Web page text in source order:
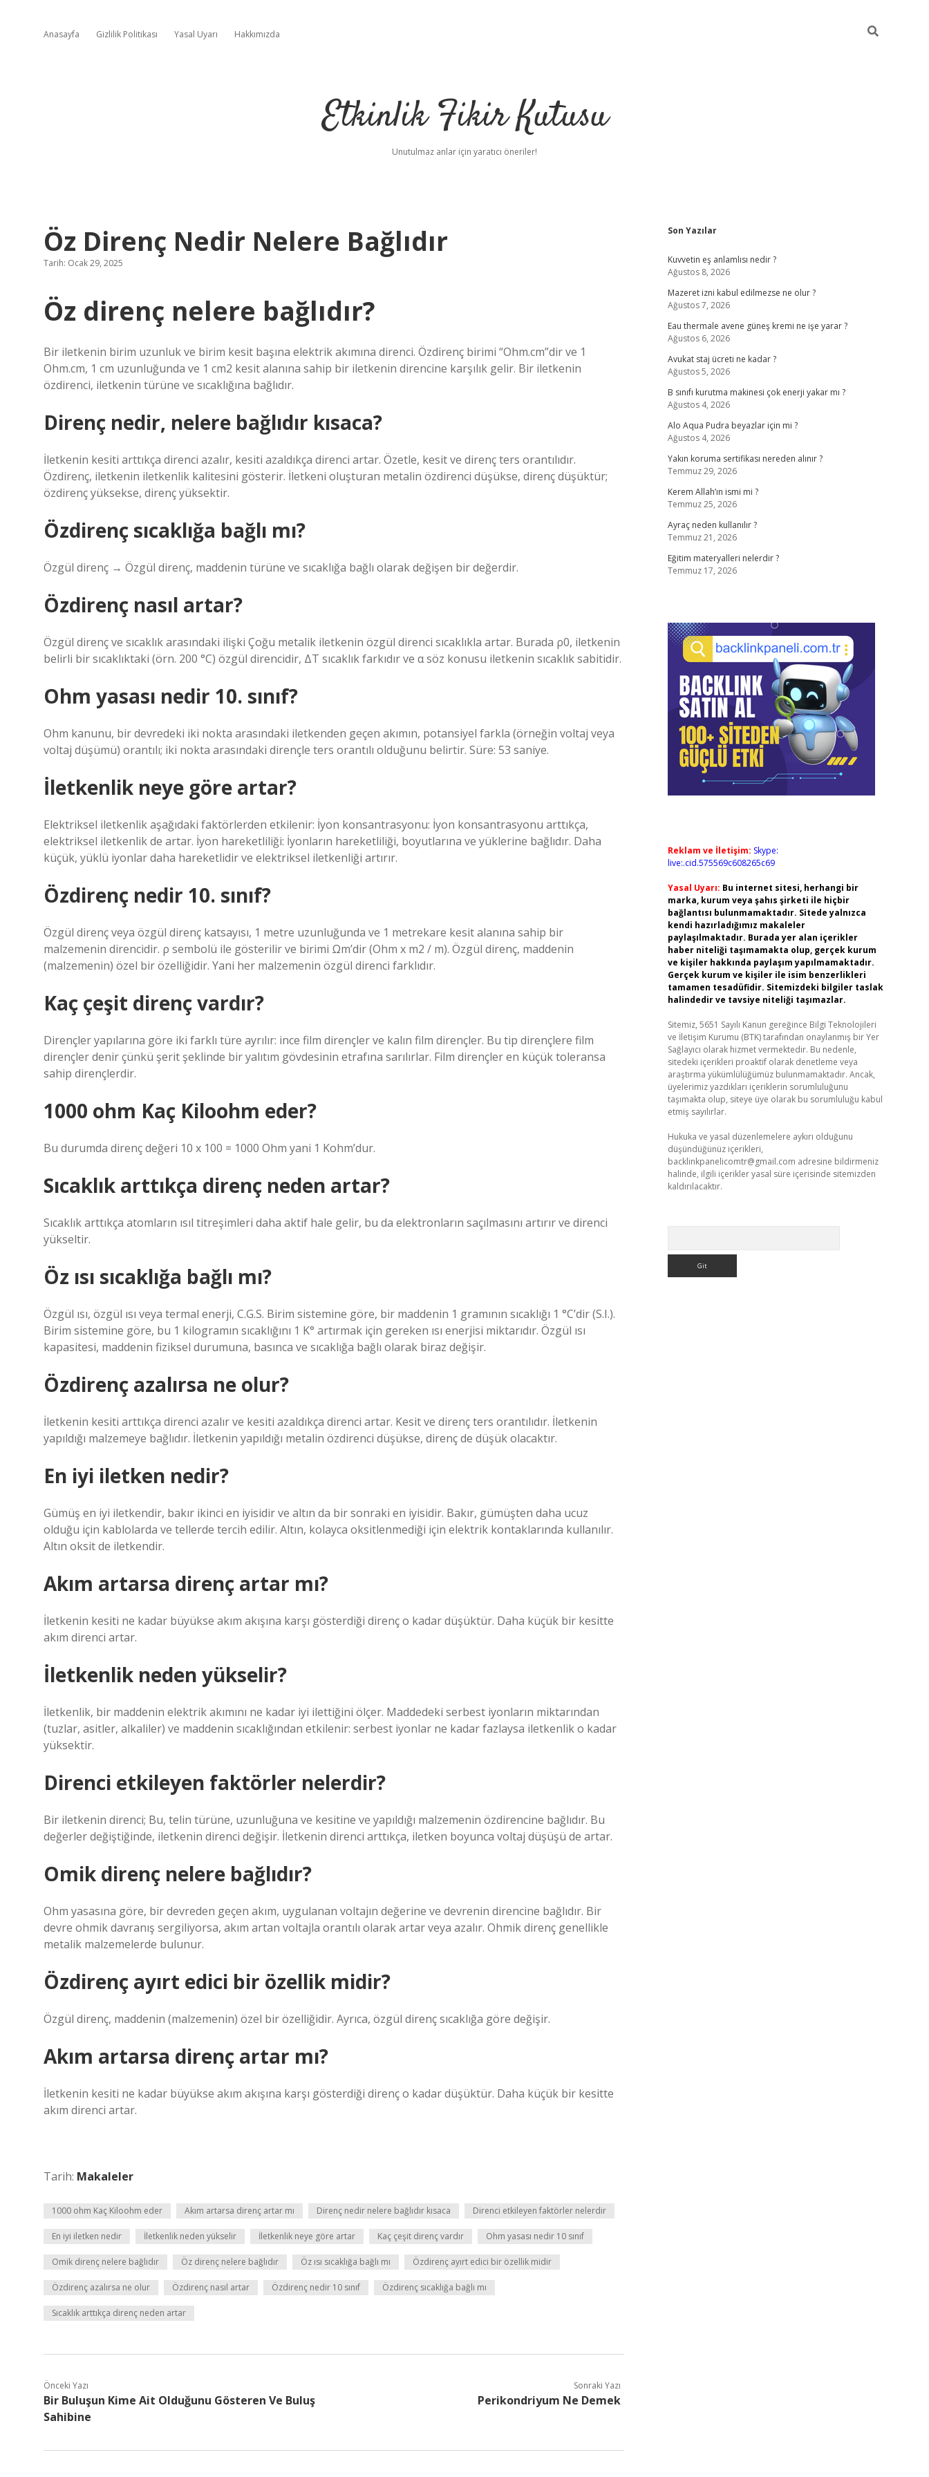
Anasayfa Gizlilik Politikası Yasal Uyarı Hakkımızda
Etkinlik Fikir Kutusu
Unutulmaz anlar için yaratıcı öneriler!
Öz Direnç Nedir Nelere Bağlıdır
Tarih: Ocak 29, 2025
Öz direnç nelere bağlıdır?
Bir iletkenin birim uzunluk ve birim kesit başına elektrik akımına direnci. Özdirenç birimi “Ohm.cm”dir ve 1
Ohm.cm, 1 cm uzunluğunda ve 1 cm2 kesit alanına sahip bir iletkenin direncine karşılık gelir. Bir iletkenin
özdirenci, iletkenin türüne ve sıcaklığına bağlıdır.
Direnç nedir, nelere bağlıdır kısaca?
İletkenin kesiti arttıkça direnci azalır, kesiti azaldıkça direnci artar. Özetle, kesit ve direnç ters orantılıdır.
Özdirenç, iletkenin iletkenlik kalitesini gösterir. İletkeni oluşturan metalin özdirenci düşükse, direnç düşüktür;
özdirenç yüksekse, direnç yüksektir.
Özdirenç sıcaklığa bağlı mı?
Özgül direnç → Özgül direnç, maddenin türüne ve sıcaklığa bağlı olarak değişen bir değerdir.
Özdirenç nasıl artar?
Özgül direnç ve sıcaklık arasındaki ilişki Çoğu metalik iletkenin özgül direnci sıcaklıkla artar. Burada ρ0, iletkenin
belirli bir sıcaklıktaki (örn. 200 °C) özgül direncidir, ΔT sıcaklık farkıdır ve α söz konusu iletkenin sıcaklık sabitidir.
Ohm yasası nedir 10. sınıf?
Ohm kanunu, bir devredeki iki nokta arasındaki iletkenden geçen akımın, potansiyel farkla (örneğin voltaj veya
voltaj düşümü) orantılı; iki nokta arasındaki dirençle ters orantılı olduğunu belirtir. Süre: 53 saniye.
İletkenlik neye göre artar?
Elektriksel iletkenlik aşağıdaki faktörlerden etkilenir: İyon konsantrasyonu: İyon konsantrasyonu arttıkça,
elektriksel iletkenlik de artar. İyon hareketliliği: İyonların hareketliliği, boyutlarına ve yüklerine bağlıdır. Daha
küçük, yüklü iyonlar daha hareketlidir ve elektriksel iletkenliği artırır.
Özdirenç nedir 10. sınıf?
Özgül direnç veya özgül direnç katsayısı, 1 metre uzunluğunda ve 1 metrekare kesit alanına sahip bir
malzemenin direncidir. ρ sembolü ile gösterilir ve birimi Ωm’dir (Ohm x m2 / m). Özgül direnç, maddenin
(malzemenin) özel bir özelliğidir. Yani her malzemenin özgül direnci farklıdır.
Kaç çeşit direnç vardır?
Dirençler yapılarına göre iki farklı türe ayrılır: ince film dirençler ve kalın film dirençler. Bu tip dirençlere film
dirençler denir çünkü şerit şeklinde bir yalıtım gövdesinin etrafına sarılırlar. Film dirençler en küçük toleransa
sahip dirençlerdir.
1000 ohm Kaç Kiloohm eder?
Bu durumda direnç değeri 10 x 100 = 1000 Ohm yani 1 Kohm’dur.
Sıcaklık arttıkça direnç neden artar?
Sıcaklık arttıkça atomların ısıl titreşimleri daha aktif hale gelir, bu da elektronların saçılmasını artırır ve direnci
yükseltir.
Öz ısı sıcaklığa bağlı mı?
Özgül ısı, özgül ısı veya termal enerji, C.G.S. Birim sistemine göre, bir maddenin 1 gramının sıcaklığı 1 °C’dir (S.I.).
Birim sistemine göre, bu 1 kilogramın sıcaklığını 1 K° artırmak için gereken ısı enerjisi miktarıdır. Özgül ısı
kapasitesi, maddenin fiziksel durumuna, basınca ve sıcaklığa bağlı olarak biraz değişir.
Özdirenç azalırsa ne olur?
İletkenin kesiti arttıkça direnci azalır ve kesiti azaldıkça direnci artar. Kesit ve direnç ters orantılıdır. İletkenin
yapıldığı malzemeye bağlıdır. İletkenin yapıldığı metalin özdirenci düşükse, direnç de düşük olacaktır.
En iyi iletken nedir?
Gümüş en iyi iletkendir, bakır ikinci en iyisidir ve altın da bir sonraki en iyisidir. Bakır, gümüşten daha ucuz
olduğu için kablolarda ve tellerde tercih edilir. Altın, kolayca oksitlenmediği için elektrik kontaklarında kullanılır.
Altın oksit de iletkendir.
Akım artarsa direnç artar mı?
İletkenin kesiti ne kadar büyükse akım akışına karşı gösterdiği direnç o kadar düşüktür. Daha küçük bir kesitte
akım direnci artar.
İletkenlik neden yükselir?
İletkenlik, bir maddenin elektrik akımını ne kadar iyi ilettiğini ölçer. Maddedeki serbest iyonların miktarından
(tuzlar, asitler, alkaliler) ve maddenin sıcaklığından etkilenir: serbest iyonlar ne kadar fazlaysa iletkenlik o kadar
yüksektir.
Direnci etkileyen faktörler nelerdir?
Bir iletkenin direnci; Bu, telin türüne, uzunluğuna ve kesitine ve yapıldığı malzemenin özdirencine bağlıdır. Bu
değerler değiştiğinde, iletkenin direnci değişir. İletkenin direnci arttıkça, iletken boyunca voltaj düşüşü de artar.
Omik direnç nelere bağlıdır?
Ohm yasasına göre, bir devreden geçen akım, uygulanan voltajın değerine ve devrenin direncine bağlıdır. Bir
devre ohmik davranış sergiliyorsa, akım artan voltajla orantılı olarak artar veya azalır. Ohmik direnç genellikle
metalik malzemelerde bulunur.
Özdirenç ayırt edici bir özellik midir?
Özgül direnç, maddenin (malzemenin) özel bir özelliğidir. Ayrıca, özgül direnç sıcaklığa göre değişir.
Akım artarsa direnç artar mı?
İletkenin kesiti ne kadar büyükse akım akışına karşı gösterdiği direnç o kadar düşüktür. Daha küçük bir kesitte
akım direnci artar.
Tarih: Makaleler
1000 ohm Kaç Kiloohm eder Akım artarsa direnç artar mı Direnç nedir nelere bağlıdır kısaca Direnci etkileyen faktörler nelerdir
En iyi iletken nedir İletkenlik neden yükselir İletkenlik neye göre artar Kaç çeşit direnç vardır Ohm yasası nedir 10 sınıf
Omik direnç nelere bağlıdır Öz direnç nelere bağlıdır Öz ısı sıcaklığa bağlı mı Özdirenç ayırt edici bir özellik midir
Özdirenç azalırsa ne olur Özdirenç nasıl artar Özdirenç nedir 10 sınıf Özdirenç sıcaklığa bağlı mı
Sıcaklık arttıkça direnç neden artar
Önceki Yazı
Bir Buluşun Kime Ait Olduğunu Gösteren Ve Buluş
Sahibine
Sonraki Yazı
Perikondriyum Ne Demek
Sidebar
Son Yazılar
Kuvvetin eş anlamlısı nedir ?
Ağustos 8, 2026
Mazeret izni kabul edilmezse ne olur ?
Ağustos 7, 2026
Eau thermale avene güneş kremi ne işe yarar ?
Ağustos 6, 2026
Avukat staj ücreti ne kadar ?
Ağustos 5, 2026
B sınıfı kurutma makinesi çok enerji yakar mı ?
Ağustos 4, 2026
Alo Aqua Pudra beyazlar için mi ?
Ağustos 4, 2026
Yakın koruma sertifikası nereden alınır ?
Temmuz 29, 2026
Kerem Allah’ın ismi mi ?
Temmuz 25, 2026
Ayraç neden kullanılır ?
Temmuz 21, 2026
Eğitim materyalleri nelerdir ?
Temmuz 17, 2026
Reklam ve İletişim: Skype:
live:.cid.575569c608265c69
Yasal Uyarı: Bu internet sitesi, herhangi bir
marka, kurum veya şahıs şirketi ile hiçbir
bağlantısı bulunmamaktadır. Sitede yalnızca
kendi hazırladığımız makaleler
paylaşılmaktadır. Burada yer alan içerikler
haber niteliği taşımamakta olup, gerçek kurum
ve kişiler hakkında paylaşım yapılmamaktadır.
Gerçek kurum ve kişiler ile isim benzerlikleri
tamamen tesadüfidir. Sitemizdeki bilgiler taslak
halindedir ve tavsiye niteliği taşımazlar.
Sitemiz, 5651 Sayılı Kanun gereğince Bilgi Teknolojileri
ve İletişim Kurumu (BTK) tarafından onaylanmış bir Yer
Sağlayıcı olarak hizmet vermektedir. Bu nedenle,
sitedeki içerikleri proaktif olarak denetleme veya
araştırma yükümlülüğümüz bulunmamaktadır. Ancak,
üyelerimiz yazdıkları içeriklerin sorumluluğunu
taşımakta olup, siteye üye olarak bu sorumluluğu kabul
etmiş sayılırlar.
Hukuka ve yasal düzenlemelere aykırı olduğunu
düşündüğünüz içerikleri,
backlinkpanelicomtr@gmail.com adresine bildirmeniz
halinde, ilgili içerikler yasal süre içerisinde sitemizden
kaldırılacaktır.